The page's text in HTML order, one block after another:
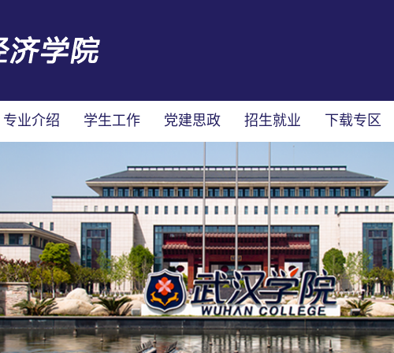
专业介绍 学生工作 党建思政 招生就业 下载专区